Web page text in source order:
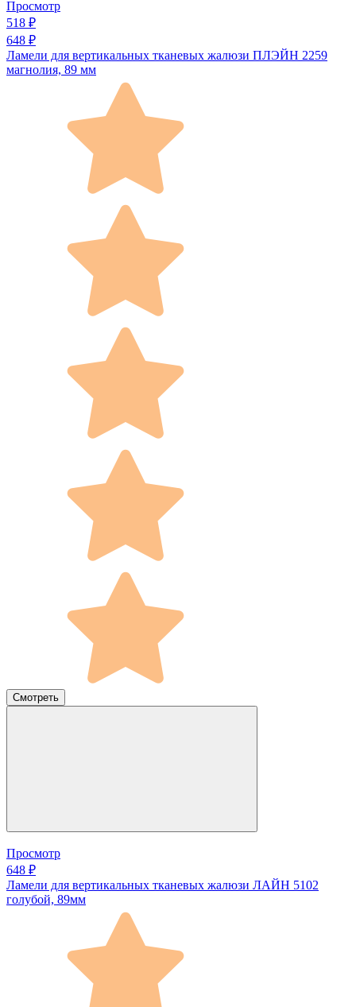
Просмотр
518 ₽
648 ₽
Ламели для вертикальных тканевых жалюзи ПЛЭЙН 2259
магнолия, 89 мм
Смотреть
Просмотр
648 ₽
Ламели для вертикальных тканевых жалюзи ЛАЙН 5102
голубой, 89мм